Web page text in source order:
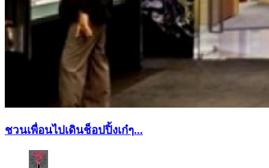
ชวนเพื่อนไปเดินช็อปปิ้งเก๋ๆ...